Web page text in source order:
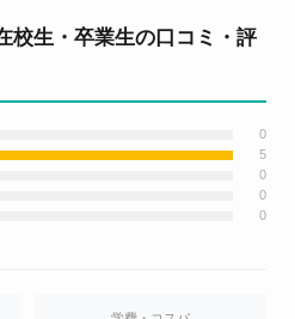
校生・卒業生の口コミ・評
0
5
0
0
0